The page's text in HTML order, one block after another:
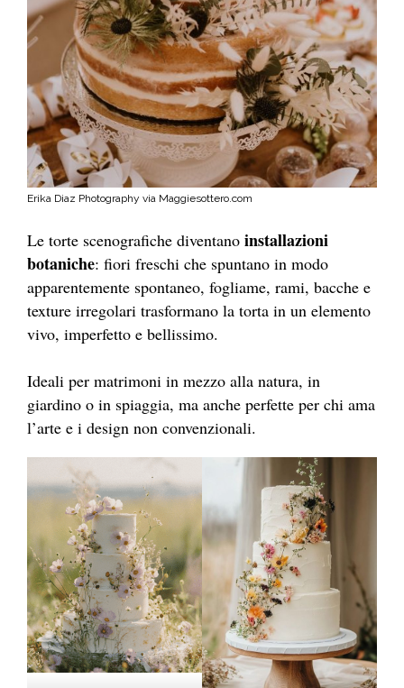
Erika Diaz Photography via Maggiesottero.com
Le torte scenografiche diventano installazioni
botaniche: fiori freschi che spuntano in modo
apparentemente spontaneo, fogliame, rami, bacche e
texture irregolari trasformano la torta in un elemento
vivo, imperfetto e bellissimo.
Ideali per matrimoni in mezzo alla natura, in
giardino o in spiaggia, ma anche perfette per chi ama
l’arte e i design non convenzionali.